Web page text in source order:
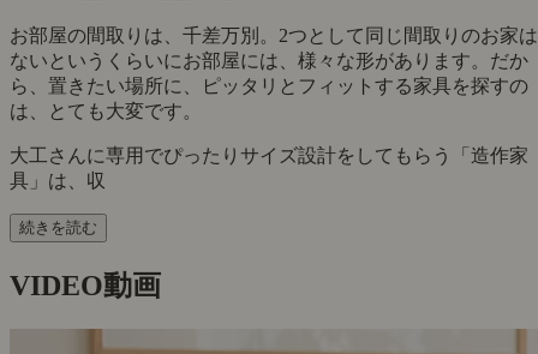
お部屋の間取りは、千差万別。2つとして同じ間取りのお家は
ないというくらいにお部屋には、様々な形があります。だか
ら、置きたい場所に、ピッタリとフィットする家具を探すの
は、とても大変です。
大工さんに専用でぴったりサイズ設計をしてもらう「造作家
具」は、収
続きを読む
VIDEO動画